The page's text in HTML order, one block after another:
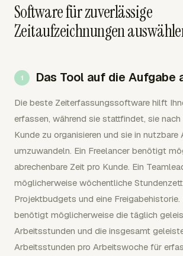
Software für zuverlässige
Zeitaufzeichnungen
Das Tool auf die Aufgabe
Die beste Zeiterfassungssoftware hilft
erfassen, während sie stattfindet, sie
Kunde zu organisieren und sie in nutzbare
umzuwandeln. Ein Freelancer benötigt
abrechenbare Zeit pro Kunde. Ein
möglicherweise wöchentliche
Projektbudgets und eine Freigabehistorie.
benötigt möglicherweise die täglich
Arbeitsstunden und die insgesamt
Arbeitsstunden pro Arbeitswoche für